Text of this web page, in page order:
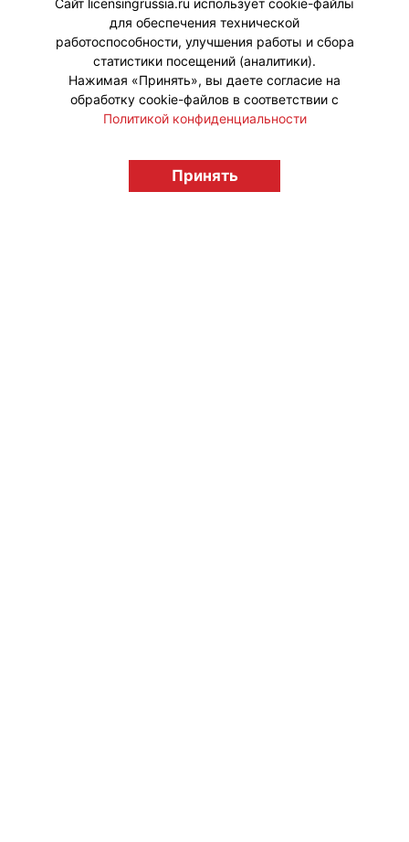
#ПродвижениеБренда #Коллаборации
licensingrussia.ru, 2009-2026 12+
Сайт licensingrussia.ru использует cookie-файлы
для обеспечения технической
работоспособности, улучшения работы и сбора
статистики посещений (аналитики).
Нажимая «Принять», вы даете согласие на
обработку cookie-файлов в соответствии с
Политикой конфиденциальности
Принять